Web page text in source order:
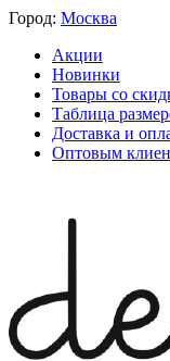
Город: Москва
Акции
Новинки
Товары со
Таблица
Доставка и
Оптовым